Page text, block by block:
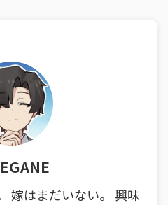
嫁はまだいない。 興味